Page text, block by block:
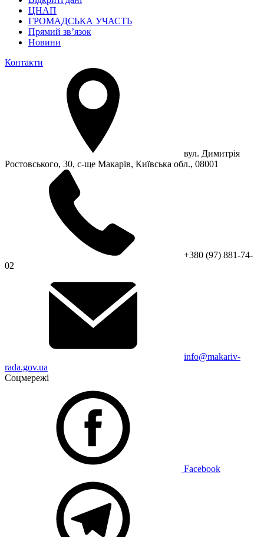
ЦНАП
ГРОМАДСЬКА УЧАСТЬ
Прямий зв’язок
Новини
Контакти
вул. Димитрія
Ростовського, 30, с-ще Макарів, Київська обл., 08001
+380 (97) 881-74-
02
info@makariv-
rada.gov.ua
Соцмережі
Facebook